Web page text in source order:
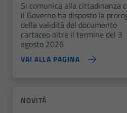
Si comunica alla cittadinanza
il Governo ha disposto la
della validità del documento
cartaceo oltre il termine del 3
agosto 2026
VAI ALLA PAGINA
NOVITÀ